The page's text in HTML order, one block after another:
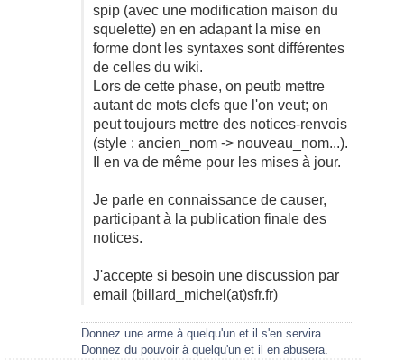
spip (avec une modification maison du
squelette) en en adapant la mise en
forme dont les syntaxes sont différentes
de celles du wiki.
Lors de cette phase, on peutb mettre
autant de mots clefs que l'on veut; on
peut toujours mettre des notices-renvois
(style : ancien_nom -> nouveau_nom...).
Il en va de même pour les mises à jour.
Je parle en connaissance de causer,
participant à la publication finale des
notices.
J'accepte si besoin une discussion par
email (billard_michel(at)sfr.fr)
Donnez une arme à quelqu'un et il s'en servira.
Donnez du pouvoir à quelqu'un et il en abusera.